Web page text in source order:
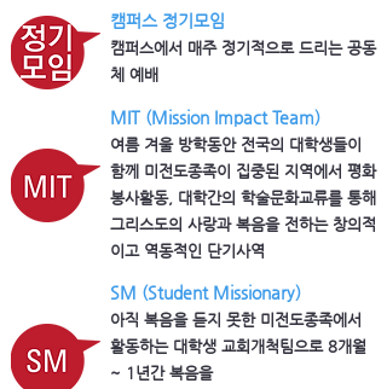
캠퍼스 정기모임
​캠퍼스에서 매주 정기적으로 드리는 공동
체 예배
MIT (Mission Impact Team)
​여름 겨울 방학동안 전국의 대학생들이
함께 미전도종족이 집중된 지역에서 평화
봉사활동, 대학간의 학술문화교류를 통해
그리스도의 사랑과 복음을 전하는 창의적
이고 역동적인 단기사역
SM (Student Missionary)
아직 복음을 듣지 못한 미전도종족에서
활동하는 대학생 교회개척팀으로 8개월
~ 1년간 복음을